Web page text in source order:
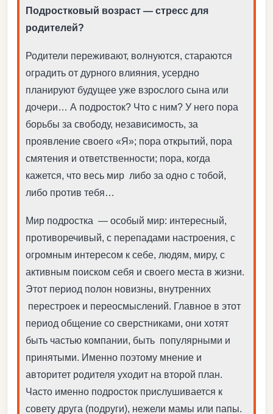
Подростковый возраст — стресс для
родителей?
Родители переживают, волнуются, стараются
оградить от дурного влияния, усердно
планируют будущее уже взрослого сына или
дочери… А подросток? Что с ним? У него пора
борьбы за свободу, независимость, за
проявление своего «Я»; пора открытий, пора
смятения и ответственности; пора, когда
кажется, что весь мир либо за одно с тобой,
либо против тебя…
Мир подростка — особый мир: интересный,
противоречивый, с перепадами настроения, с
огромным интересом к себе, людям, миру, с
активным поиском себя и своего места в жизни.
Этот период полон новизны, внутренних
перестроек и переосмыслений. Главное в этот
период общение со сверстниками, они хотят
быть частью компании, быть популярными и
принятыми. Именно поэтому мнение и
авторитет родителя уходит на второй план.
Часто именно подросток прислушивается к
совету друга (подруги), нежели мамы или папы.